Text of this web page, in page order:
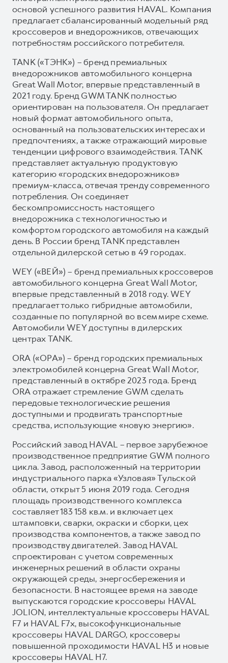
основой успешного развития HAVAL. Компания
предлагает сбалансированный модельный ряд
кроссоверов и внедорожников, отвечающих
потребностям российского потребителя.
TANK («ТЭНК») – бренд премиальных
внедорожников автомобильного концерна
Great Wall Motor, впервые представленный в
2021 году. Бренд GWM TANK полностью
ориентирован на пользователя. Он предлагает
новый формат автомобильного опыта,
основанный на пользовательских интересах и
предпочтениях, а также отражающий мировые
тенденции цифрового взаимодействия. TANK
представляет актуальную продуктовую
категорию «городских внедорожников»
премиум-класса, отвечая тренду современного
потребления. Он соединяет
бескомпромиссность настоящего
внедорожника с технологичностью и
комфортом городского автомобиля на каждый
день. В России бренд TANK представлен
отдельной дилерской сетью в 49 городах.
WEY («ВЕЙ») – бренд премиальных кроссоверов
автомобильного концерна Great Wall Motor,
впервые представленный в 2018 году. WEY
предлагает только гибридные автомобили,
созданные по популярной во всем мире схеме.
Автомобили WEY доступны в дилерских
центрах TANK.
ORA («ОРА») – бренд городских премиальных
электромобилей концерна Great Wall Motor,
представленный в октябре 2023 года. Бренд
ORA отражает стремление GWM сделать
передовые технологические решения
доступными и продвигать транспортные
средства, использующие «новую энергию».
Российский завод HAVAL – первое зарубежное
производственное предприятие GWM полного
цикла. Завод, расположенный на территории
индустриального парка «Узловая» Тульской
области, открыт 5 июня 2019 года. Сегодня
площадь производственного комплекса
составляет 183 158 кв.м. и включает цех
штамповки, сварки, окраски и сборки, цех
производства компонентов, а также завод по
производству двигателей. Завод HAVAL
спроектирован с учетом современных
инженерных решений в области охраны
окружающей среды, энергосбережения и
безопасности. В настоящее время на заводе
выпускаются городские кроссоверы HAVAL
JOLION, интеллектуальные кроссоверы HAVAL
F7 и HAVAL F7x, высокофункциональные
кроссоверы HAVAL DARGO, кроссоверы
повышенной проходимости HAVAL H3 и новые
кроссоверы HAVAL H7.